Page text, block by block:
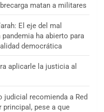
matan a militares
El eje del mal
ha abierto para
democrática
aplicarle la justicia al
judicial recomienda a Red
pese a que